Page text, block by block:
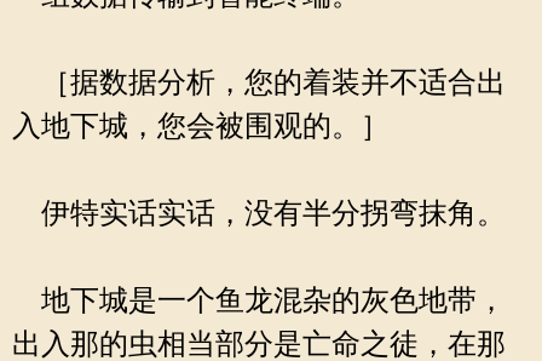
［据数据分析，您的着装并不适合出
入地下城，您会被围观的。］
伊特实话实话，没有半分拐弯抹角。
地下城是一个鱼龙混杂的灰色地带，
出入那的虫相当部分是亡命之徒，在那